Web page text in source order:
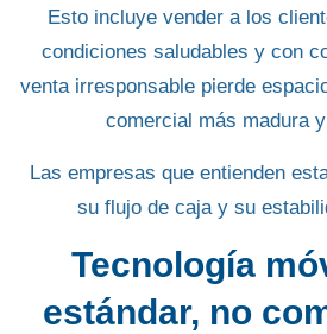
Esto incluye vender a los
condiciones saludables y con
venta irresponsable pierde
comercial más madura
Las empresas que entienden
su flujo de caja y su
Tecnología
estándar, no